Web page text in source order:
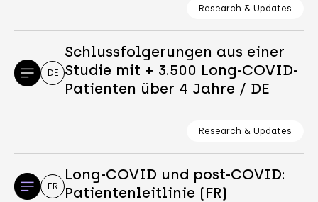
Research & Updates
DE
Schlussfolgerungen aus einer
Studie mit + 3.500 Long-COVID-
Patienten über 4 Jahre / DE
Research & Updates
FR
Long-COVID und post-COVID:
Patientenleitlinie (FR)